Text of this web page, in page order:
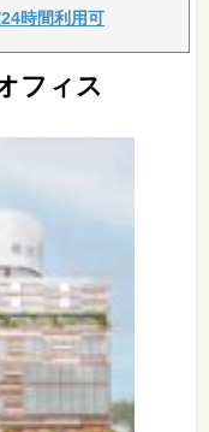
時間利用可
フィス